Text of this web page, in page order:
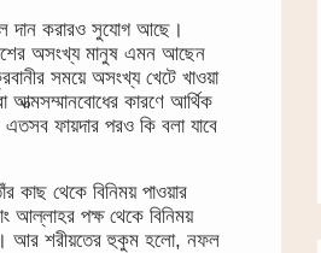
দান করারও সুযোগ আছে।
অসংখ্য মানুষ এমন আছেন
সময়ে অসংখ্য খেটে খাওয়া
কারণে আর্থিক
ফায়দার পরও কি বলা যাবে
থেকে বিনিময় পাওয়ার
আল্লাহর পক্ষ থেকে বিনিময়
আর শরীয়তের হুকুম হলো, নফল